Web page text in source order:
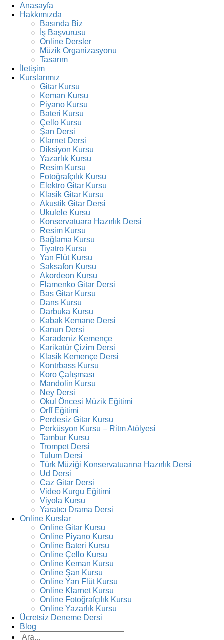
Anasayfa
Hakkımızda
Basında Biz
İş Başvurusu
Online Dersler
Müzik Organizasyonu
Tasarım
İletişim
Kurslarımız
Gitar Kursu
Keman Kursu
Piyano Kursu
Bateri Kursu
Çello Kursu
Şan Dersi
Klarnet Dersi
Diksiyon Kursu
Yazarlık Kursu
Resim Kursu
Fotoğrafçılık Kursu
Elektro Gitar Kursu
Klasik Gitar Kursu
Akustik Gitar Dersi
Ukulele Kursu
Konservatuara Hazırlık Dersi
Resim Kursu
Bağlama Kursu
Tiyatro Kursu
Yan Flüt Kursu
Saksafon Kursu
Akordeon Kursu
Flamenko Gitar Dersi
Bas Gitar Kursu
Dans Kursu
Darbuka Kursu
Kabak Kemane Dersi
Kanun Dersi
Karadeniz Kemençe
Karikatür Çizim Dersi
Klasik Kemençe Dersi
Kontrbass Kursu
Koro Çalışması
Mandolin Kursu
Ney Dersi
Okul Öncesi Müzik Eğitimi
Orff Eğitimi
Perdesiz Gitar Kursu
Perküsyon Kursu – Ritm Atölyesi
Tambur Kursu
Trompet Dersi
Tulum Dersi
Türk Müziği Konservatuarına Hazırlık Dersi
Ud Dersi
Caz Gitar Dersi
Video Kurgu Eğitimi
Viyola Kursu
Yaratıcı Drama Dersi
Online Kurslar
Online Gitar Kursu
Online Piyano Kursu
Online Bateri Kursu
Online Çello Kursu
Online Keman Kursu
Online Şan Kursu
Online Yan Flüt Kursu
Online Klarnet Kursu
Online Fotoğrafçılık Kursu
Online Yazarlık Kursu
Ücretsiz Deneme Dersi
Blog
Ara: